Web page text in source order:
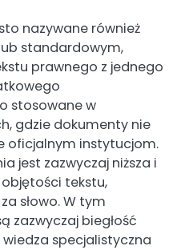
nazywane również
standardowym,
prawnego z jednego
stosowane w
gdzie dokumenty nie
oficjalnym instytucjom.
jest zazwyczaj niższa i
tekstu,
słowo. W tym
zazwyczaj biegłość
specjalistyczna